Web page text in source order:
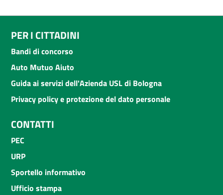
PER I CITTADINI
Bandi di concorso
Auto Mutuo Aiuto
Guida ai servizi dell'Azienda USL di Bologna
Privacy policy e protezione del dato personale
CONTATTI
PEC
URP
Sportello informativo
Ufficio stampa